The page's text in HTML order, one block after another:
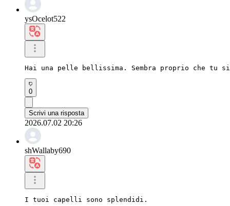
ysOcelot522
Hai una pelle bellissima. Sembra proprio che tu
0
Scrivi una risposta
2026.07.02 20:26
shWallaby690
I tuoi capelli sono splendidi.